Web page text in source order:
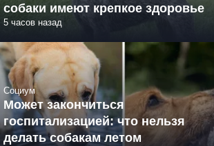
собаки имеют крепкое здоровье
5 часов назад
Социум
Может закончиться
госпитализацией: что нельзя
делать собакам летом